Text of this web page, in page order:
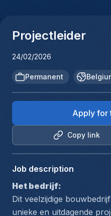
Projectleider
24/02/2026
Permanent
Copy link
Apply for
Job description
Het bedrijf:
Dit veelzijdige
unieke en uitdagende